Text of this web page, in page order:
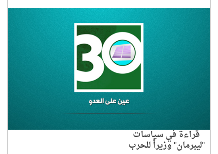
قراءة في سياسات
"ليبرمان" وزيراً للحرب